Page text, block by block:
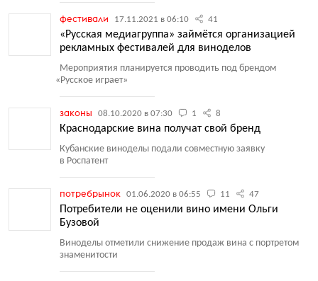
фестивали 17.11.2021 в 06:10 41
«Русская медиагруппа» займётся организацией
рекламных фестивалей для виноделов
Мероприятия планируется проводить под брендом
«Русское играет»
законы 08.10.2020 в 07:30 1 8
Краснодарские вина получат свой бренд
Кубанские виноделы подали совместную заявку
в Роспатент
потребрынок 01.06.2020 в 06:55 11 47
Потребители не оценили вино имени Ольги
Бузовой
Виноделы отметили снижение продаж вина с портретом
знаменитости